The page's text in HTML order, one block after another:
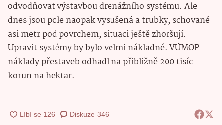
odvodňovat výstavbou drenážního systému. Ale
dnes jsou pole naopak vysušená a trubky, schované
asi metr pod povrchem, situaci ještě zhoršují.
Upravit systémy by bylo velmi nákladné. VÚMOP
náklady přestaveb odhadl na přibližně 200 tisíc
korun na hektar.
Diskuze 346